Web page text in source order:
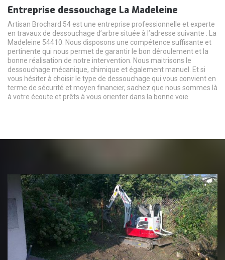
Entreprise dessouchage La Madeleine
Artisan Brochard 54 est une entreprise professionnelle et experte
en travaux de dessouchage d’arbre située à l’adresse suivante : La
Madeleine 54410. Nous disposons une compétence suffisante et
pertinente qui nous permet de garantir le bon déroulement et la
bonne réalisation de notre intervention. Nous maitrisons le
dessouchage mécanique, chimique et également manuel. Et si
vous hésiter à choisir le type de dessouchage qui vous convient en
terme de sécurité et moyen financier, sachez que nous sommes là
à votre écoute et prêts à vous orienter dans la bonne voie.